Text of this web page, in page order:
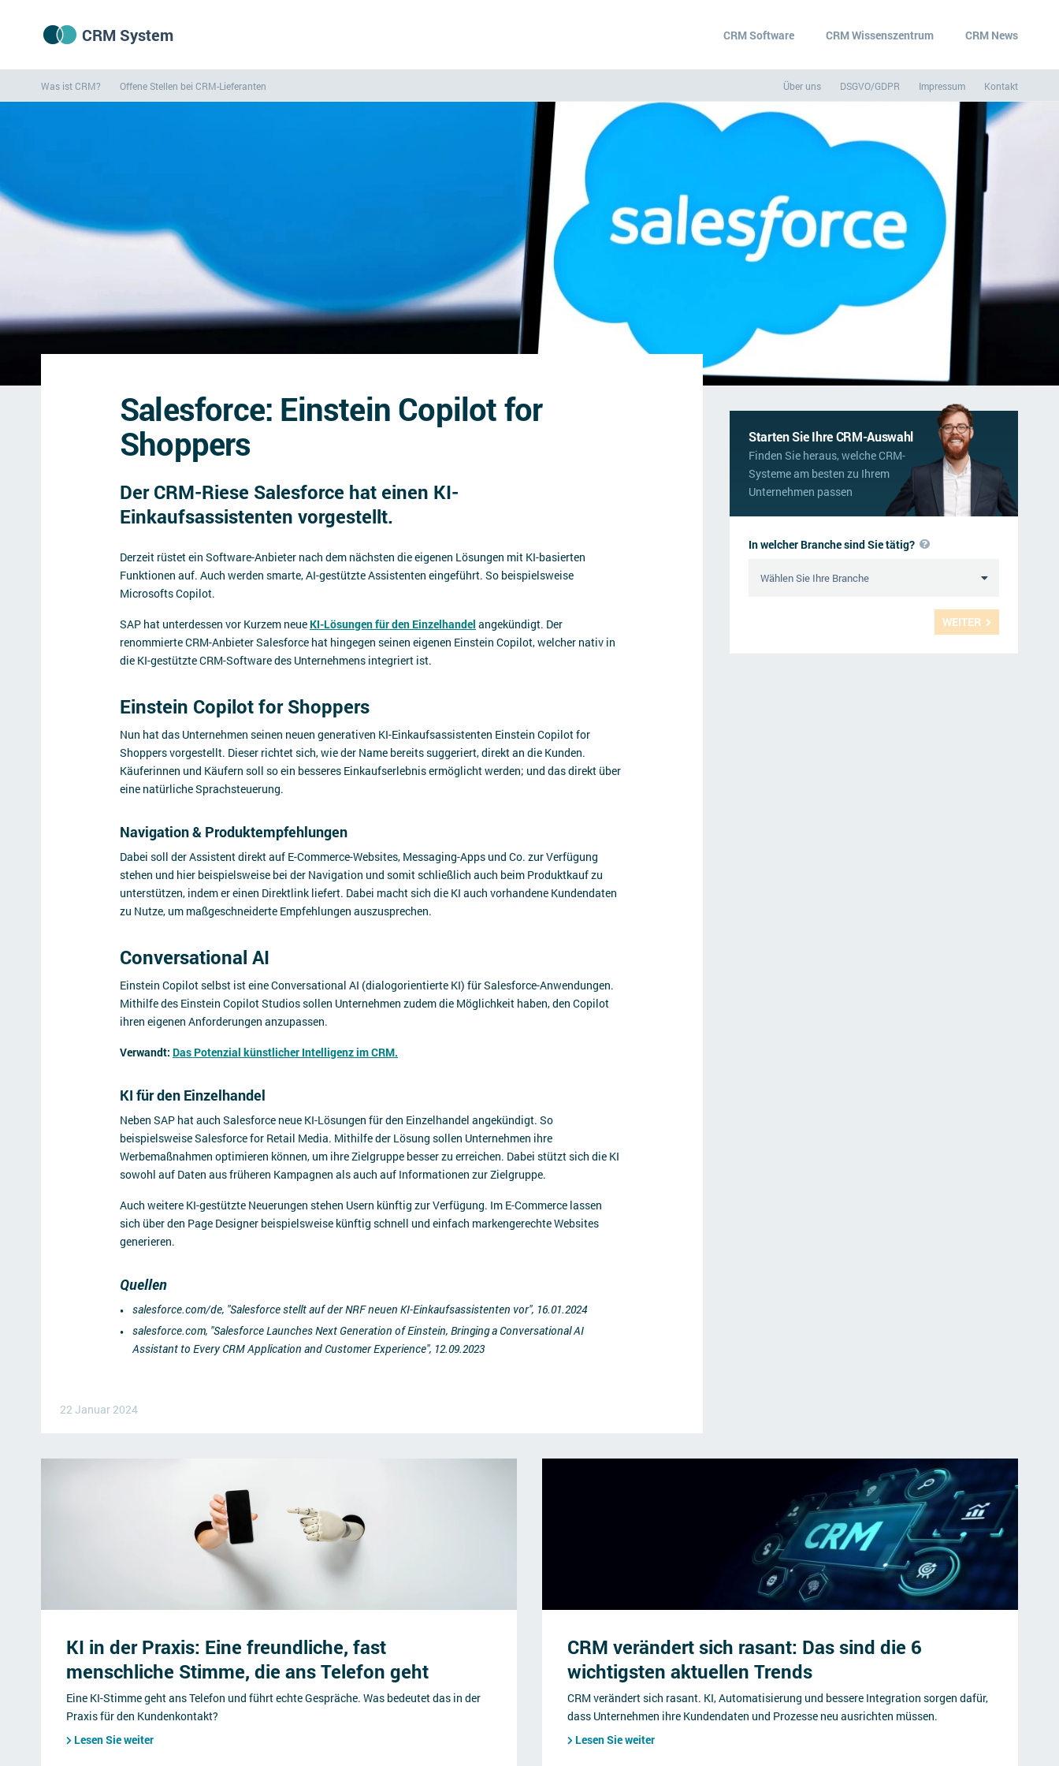
CRM System CRM Software CRM Wissenszentrum CRM News
Was ist CRM? Offene Stellen bei CRM-Lieferanten Über uns DSGVO/GDPR Impressum Kontakt
Salesforce: Einstein Copilot for
Shoppers
Der CRM-Riese Salesforce hat einen KI-
Einkaufsassistenten vorgestellt.
Derzeit rüstet ein Software-Anbieter nach dem nächsten die eigenen Lösungen mit KI-basierten
Funktionen auf. Auch werden smarte, AI-gestützte Assistenten eingeführt. So beispielsweise
Microsofts Copilot.
SAP hat unterdessen vor Kurzem neue KI-Lösungen für den Einzelhandel angekündigt. Der
renommierte CRM-Anbieter Salesforce hat hingegen seinen eigenen Einstein Copilot, welcher nativ in
die KI-gestützte CRM-Software des Unternehmens integriert ist.
Einstein Copilot for Shoppers
Nun hat das Unternehmen seinen neuen generativen KI-Einkaufsassistenten Einstein Copilot for
Shoppers vorgestellt. Dieser richtet sich, wie der Name bereits suggeriert, direkt an die Kunden.
Käuferinnen und Käufern soll so ein besseres Einkaufserlebnis ermöglicht werden; und das direkt über
eine natürliche Sprachsteuerung.
Navigation & Produktempfehlungen
Dabei soll der Assistent direkt auf E-Commerce-Websites, Messaging-Apps und Co. zur Verfügung
stehen und hier beispielsweise bei der Navigation und somit schließlich auch beim Produktkauf zu
unterstützen, indem er einen Direktlink liefert. Dabei macht sich die KI auch vorhandene Kundendaten
zu Nutze, um maßgeschneiderte Empfehlungen auszusprechen.
Conversational AI
Einstein Copilot selbst ist eine Conversational AI (dialogorientierte KI) für Salesforce-Anwendungen.
Mithilfe des Einstein Copilot Studios sollen Unternehmen zudem die Möglichkeit haben, den Copilot
ihren eigenen Anforderungen anzupassen.
Verwandt: Das Potenzial künstlicher Intelligenz im CRM.
KI für den Einzelhandel
Neben SAP hat auch Salesforce neue KI-Lösungen für den Einzelhandel angekündigt. So
beispielsweise Salesforce for Retail Media. Mithilfe der Lösung sollen Unternehmen ihre
Werbemaßnahmen optimieren können, um ihre Zielgruppe besser zu erreichen. Dabei stützt sich die KI
sowohl auf Daten aus früheren Kampagnen als auch auf Informationen zur Zielgruppe.
Auch weitere KI-gestützte Neuerungen stehen Usern künftig zur Verfügung. Im E-Commerce lassen
sich über den Page Designer beispielsweise künftig schnell und einfach markengerechte Websites
generieren.
Quellen
salesforce.com/de, "Salesforce stellt auf der NRF neuen KI-Einkaufsassistenten vor", 16.01.2024
salesforce.com, "Salesforce Launches Next Generation of Einstein, Bringing a Conversational AI
Assistant to Every CRM Application and Customer Experience", 12.09.2023
22 Januar 2024
Starten Sie Ihre CRM-Auswahl
Finden Sie heraus, welche CRM-
Systeme am besten zu Ihrem
Unternehmen passen
WEITER
In welcher Branche sind Sie tätig?
KI in der Praxis: Eine freundliche, fast
menschliche Stimme, die ans Telefon geht
Eine KI-Stimme geht ans Telefon und führt echte Gespräche. Was bedeutet das in der
Praxis für den Kundenkontakt?
Lesen Sie weiter
CRM verändert sich rasant: Das sind die 6
wichtigsten aktuellen Trends
CRM verändert sich rasant. KI, Automatisierung und bessere Integration sorgen dafür,
dass Unternehmen ihre Kundendaten und Prozesse neu ausrichten müssen.
Lesen Sie weiter